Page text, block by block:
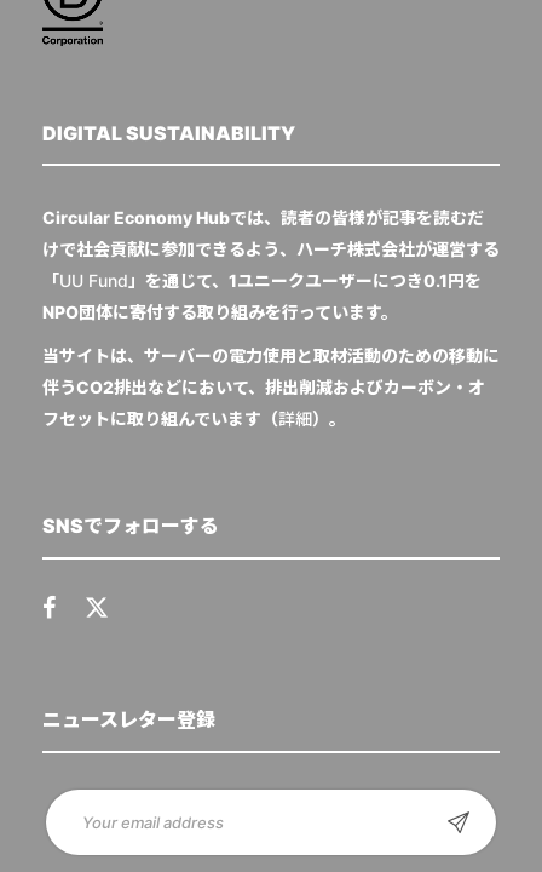
DIGITAL SUSTAINABILITY
Circular Economy Hubでは、読者の皆様が記事を読むだ
けで社会貢献に参加できるよう、ハーチ株式会社が運営する
「UU Fund 」を通じて、1ユニークユーザーにつき0.1円を
NPO団体に寄付する取り組みを行っています。
当サイトは、サーバーの電力使用と取材活動のための移動に
伴うCO2排出などにおいて、排出削減およびカーボン・オ
フセットに取り組んでいます（詳細）。
SNSでフォローする
ニュースレター登録